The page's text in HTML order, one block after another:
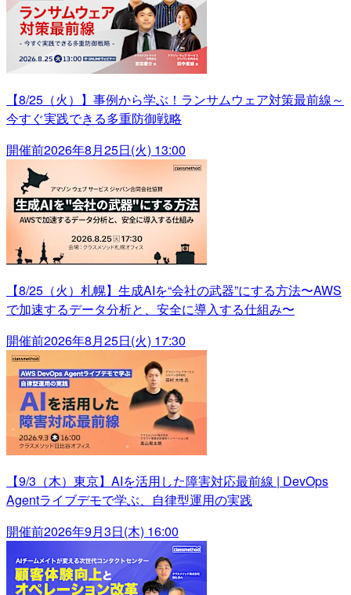
【8/25（火）】事例から学ぶ！ランサムウェア対策最前線～
今すぐ実践できる多重防御戦略
開催前2026年8月25日(火) 13:00
【8/25（火）札幌】生成AIを“会社の武器”にする方法〜AWS
で加速するデータ分析と、安全に導入する仕組み〜
開催前2026年8月25日(火) 17:30
【9/3（木）東京】AIを活用した障害対応最前線 | DevOps
Agentライブデモで学ぶ、自律型運用の実践
開催前2026年9月3日(木) 16:00